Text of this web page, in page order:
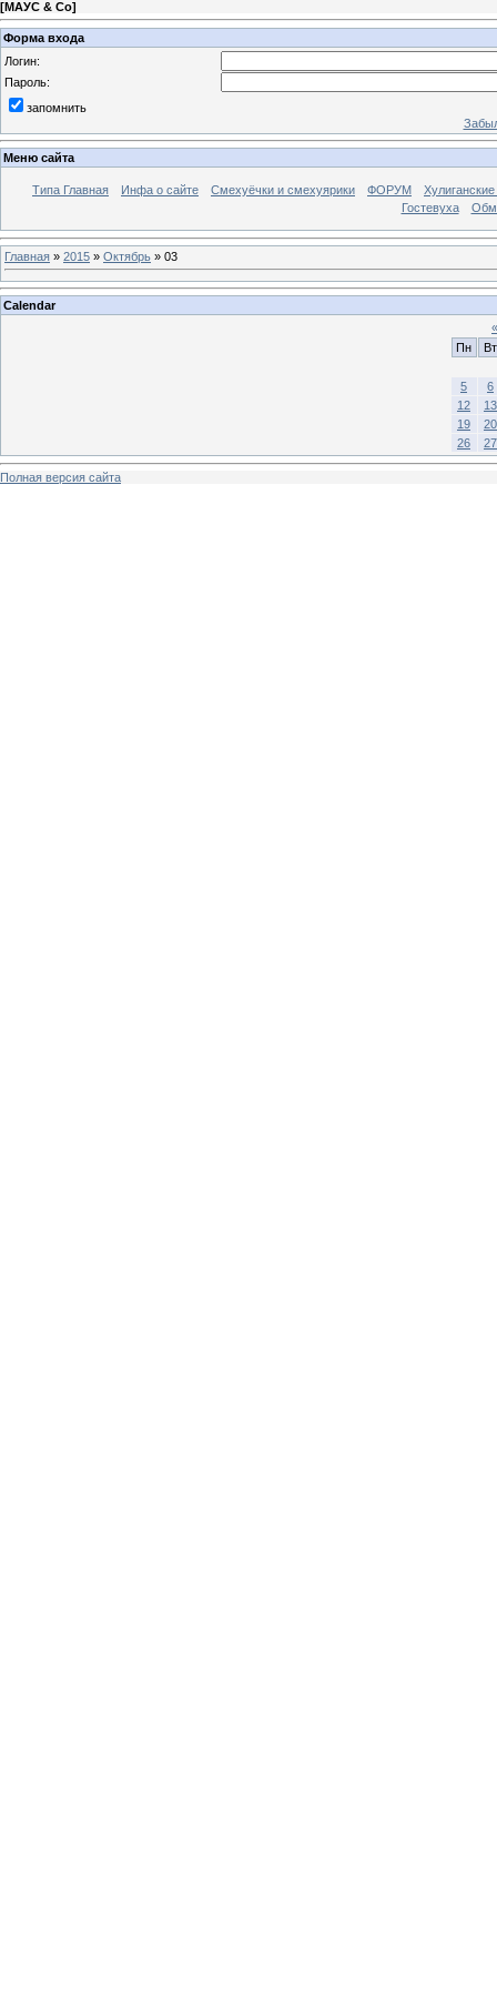
[МАУС & Со]
Форма входа
Логин:
Пароль:
запомнить
Меню сайта
Типа Главная Инфа о сайте Смехуёчки и смехуярики ФОРУМ
Гостевуха
Главная » 2015 » Октябрь » 03
Calendar
«
Пн
Вт
5
6
12
13
19
20
26
27
Полная версия сайта